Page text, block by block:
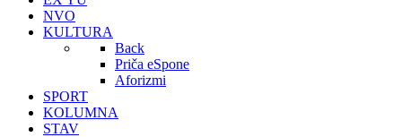
NVO
KULTURA
Back
Priča eSpone
Aforizmi
SPORT
KOLUMNA
STAV